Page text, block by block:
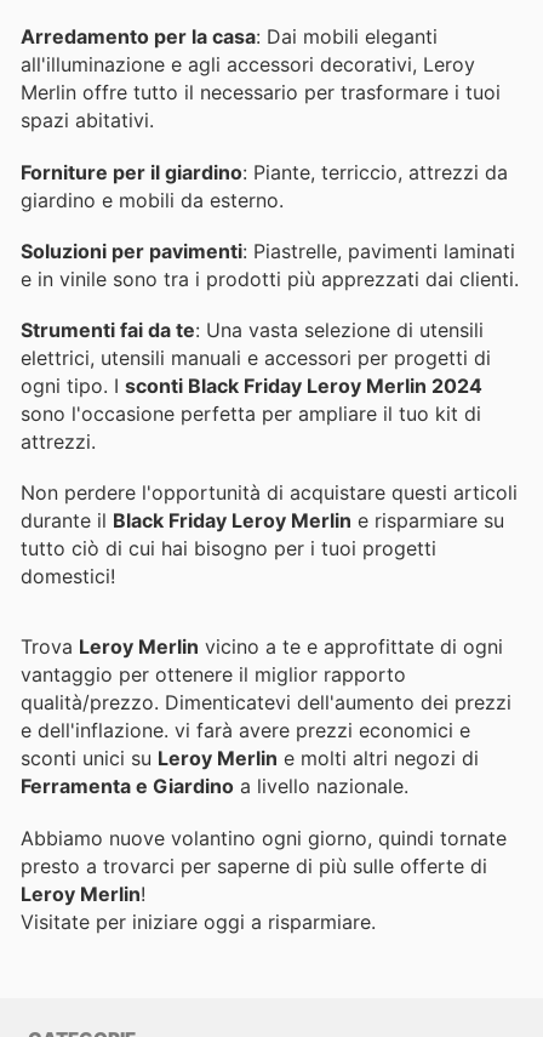
Arredamento per la casa: Dai mobili eleganti
all'illuminazione e agli accessori decorativi, Leroy
Merlin offre tutto il necessario per trasformare i tuoi
spazi abitativi.
Forniture per il giardino: Piante, terriccio, attrezzi da
giardino e mobili da esterno.
Soluzioni per pavimenti: Piastrelle, pavimenti laminati
e in vinile sono tra i prodotti più apprezzati dai clienti.
Strumenti fai da te: Una vasta selezione di utensili
elettrici, utensili manuali e accessori per progetti di
ogni tipo. I sconti Black Friday Leroy Merlin 2024
sono l'occasione perfetta per ampliare il tuo kit di
attrezzi.
Non perdere l'opportunità di acquistare questi articoli
durante il Black Friday Leroy Merlin e risparmiare su
tutto ciò di cui hai bisogno per i tuoi progetti
domestici!
Trova Leroy Merlin vicino a te e approfittate di ogni
vantaggio per ottenere il miglior rapporto
qualità/prezzo. Dimenticatevi dell'aumento dei prezzi
e dell'inflazione. vi farà avere prezzi economici e
sconti unici su Leroy Merlin e molti altri negozi di
Ferramenta e Giardino a livello nazionale.
Abbiamo nuove volantino ogni giorno, quindi tornate
presto a trovarci per saperne di più sulle offerte di
Leroy Merlin!
Visitate per iniziare oggi a risparmiare.